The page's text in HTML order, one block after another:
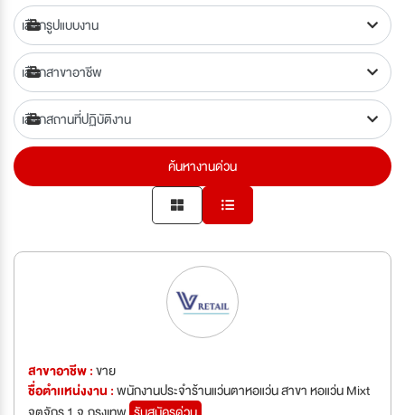
ค้นหางานด่วน
สาขาอาชีพ :ขาย
ชื่อตำเเหน่งงาน :พนักงานประจำร้านแว่นตาหอแว่น สาขา หอแว่น Mixt